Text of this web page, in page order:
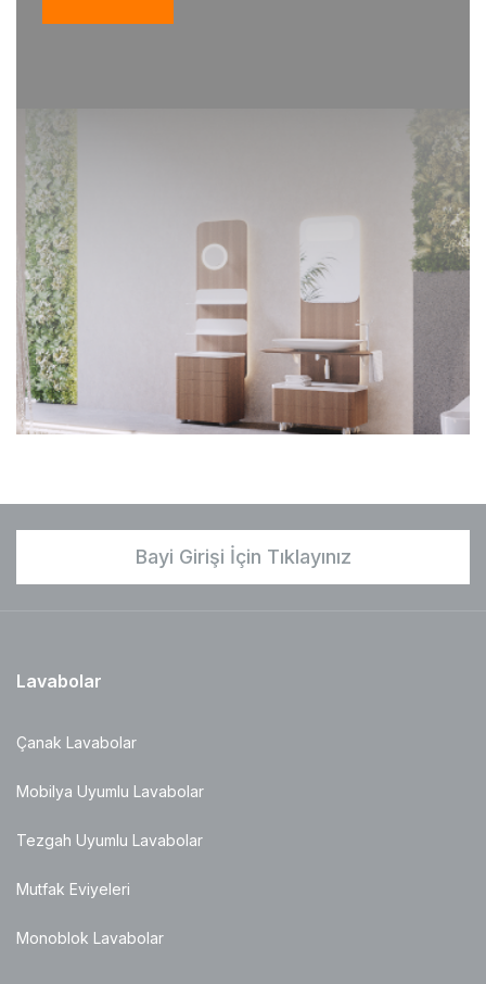
Bayi Girişi İçin Tıklayınız
Lavabolar
Çanak Lavabolar
Mobilya Uyumlu Lavabolar
Tezgah Uyumlu Lavabolar
Mutfak Eviyeleri
Monoblok Lavabolar